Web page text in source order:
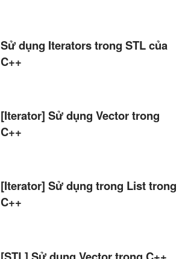
Sử dụng Iterators trong STL của
C++
[Iterator] Sử dụng Vector trong
C++
[Iterator] Sử dụng trong List trong
C++